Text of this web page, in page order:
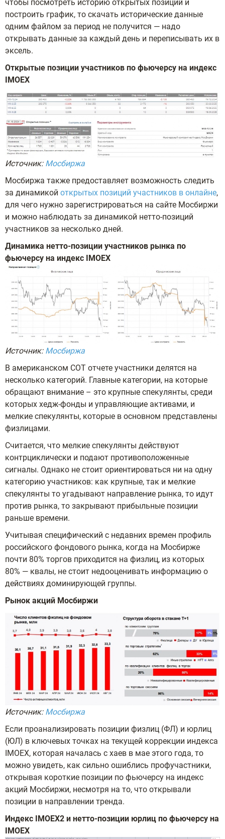
чтобы посмотреть историю открытых позиций и
построить график, то скачать исторические данные
одним файлом за период не получится — надо
открывать данные за каждый день и переписывать их в
эксель.
Открытые позиции участников по фьючерсу на индекс
IMOEX
Источник: Мосбиржа
Мосбиржа также предоставляет возможность следить
за динамикой открытых позиций участников в онлайне,
для чего нужно зарегистрироваться на сайте Мосбиржи
и можно наблюдать за динамикой нетто-позиций
участников за несколько дней.
Динамика нетто-позиции участников рынка по
фьючерсу на индекс IMOEX
Источник: Мосбиржа
В американском СОТ отчете участники делятся на
несколько категорий. Главные категории, на которые
обращают внимание – это крупные спекулянты, среди
которых хедж-фонды и управляющие активами, и
мелкие спекулянты, которые в основном представлены
физлицами.
Считается, что мелкие спекулянты действуют
контрциклически и подают противоположенные
сигналы. Однако не стоит ориентироваться ни на одну
категорию участников: как крупные, так и мелкие
спекулянты то угадывают направление рынка, то идут
против рынка, то закрывают прибыльные позиции
раньше времени.
Учитывая специфический с недавних времен профиль
российского фондового рынка, когда на Мосбирже
почти 80% торгов приходится на физлиц, из которых
80% — квалы, не стоит недооценивать информацию о
действиях доминирующей группы.
Рынок акций Мосбиржи
Источник: Мосбиржа
Если проанализировать позиции физлиц (ФЛ) и юрлиц
(ЮЛ) в ключевых точках на текущей коррекции индекса
IMOEX, которая началась с хаев в мае этого года, то
можно увидеть, как сильно ошиблись профучастники,
открывая короткие позиции по фьючерсу на индекс
акций Мосбиржи, несмотря на то, что открывали
позиции в направлении тренда.
Индекс IMOEX2 и нетто-позиции юрлиц по фьючерсу на
IMOEX